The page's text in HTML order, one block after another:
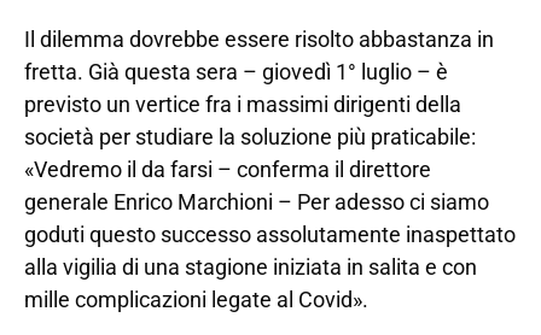
Il dilemma dovrebbe essere risolto abbastanza in
fretta. Già questa sera – giovedì 1° luglio – è
previsto un vertice fra i massimi dirigenti della
società per studiare la soluzione più praticabile:
«Vedremo il da farsi – conferma il direttore
generale Enrico Marchioni – Per adesso ci siamo
goduti questo successo assolutamente inaspettato
alla vigilia di una stagione iniziata in salita e con
mille complicazioni legate al Covid».